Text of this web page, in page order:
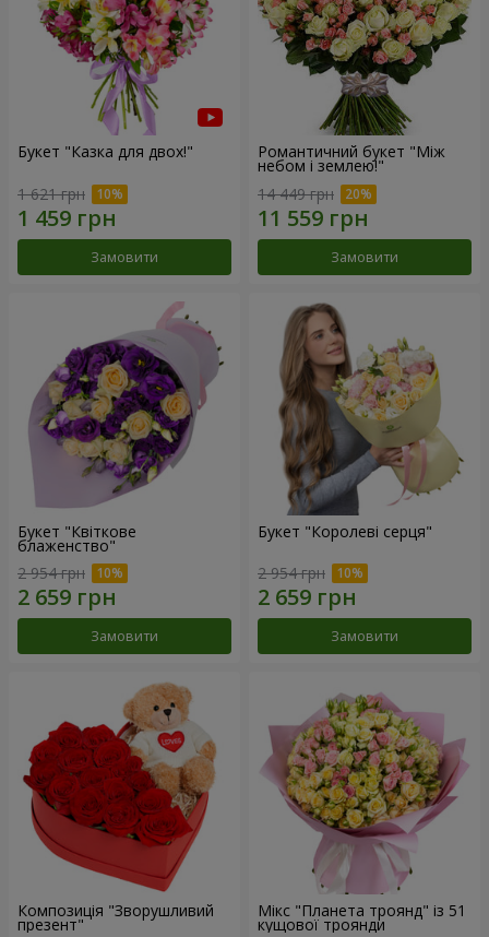
Букет "Казка для двох!"
1 621 грн
Замовити
Романтичний букет "Між
небом і землею!"
14 449 грн
Замовити
Букет "Квіткове
блаженство"
2 954 грн
Замовити
Букет "Королеві серця"
2 954 грн
Замовити
Композиція "Зворушливий
презент"
Мікс "Планета троянд" із 51
кущової троянди